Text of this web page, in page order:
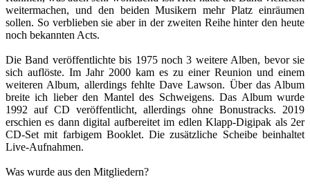
weitermachen, und den beiden Musikern mehr Platz einräumen
sollen. So verblieben sie aber in der zweiten Reihe hinter den heute
noch bekannten Acts.
Die Band veröffentlichte bis 1975 noch 3 weitere Alben, bevor sie
sich auflöste. Im Jahr 2000 kam es zu einer Reunion und einem
weiteren Album, allerdings fehlte Dave Lawson. Über das Album
breite ich lieber den Mantel des Schweigens. Das Album wurde
1992 auf CD veröffentlicht, allerdings ohne Bonustracks. 2019
erschien es dann digital aufbereitet im edlen Klapp-Digipak als 2er
CD-Set mit farbigem Booklet. Die zusätzliche Scheibe beinhaltet
Live-Aufnahmen.
Was wurde aus den Mitgliedern?